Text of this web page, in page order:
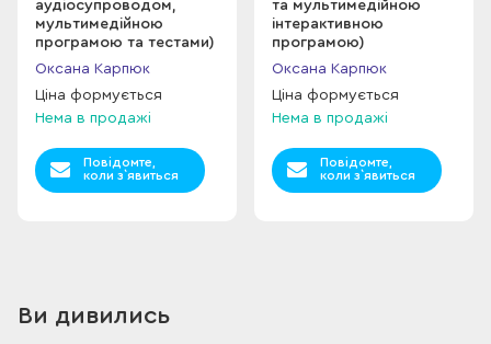
аудіосупроводом,
мультимедійною
програмою та тестами)
Оксана Карпюк
Ціна формується
Нема в продажі
Повідомте,
коли з`явиться
та мультимедійною
інтерактивною
програмою)
Оксана Карпюк
Ціна формується
Нема в продажі
Повідомте,
коли з`явиться
Ви дивились